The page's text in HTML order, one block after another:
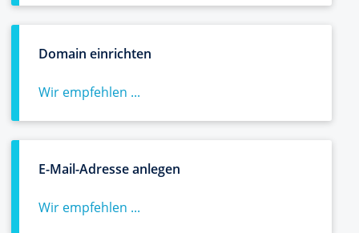
Domain einrichten
Wir empfehlen ...
E-Mail-Adresse anlegen
Wir empfehlen ...